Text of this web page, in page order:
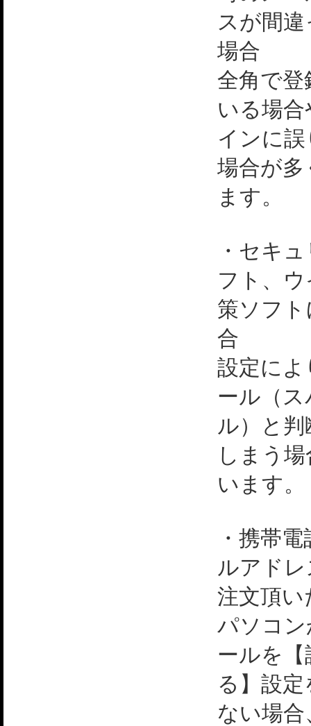
スが間
場合
全角で
いる場
インに
場合が
ます。
・セキ
フト、
策ソフ
合
設定に
ール（
ル）と
しまう
います。
・携帯
ルアド
注文頂い
パソコ
ールを【
る】設
ない場